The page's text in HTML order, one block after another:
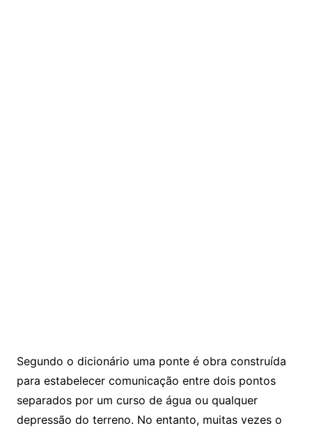
Segundo o dicionário uma ponte é obra construída
para estabelecer comunicação entre dois pontos
separados por um curso de água ou qualquer
depressão do terreno. No entanto, muitas vezes o